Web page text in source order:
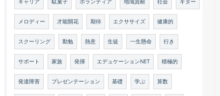
キャリア 駄菓子 ボランティア 地域貢献 社会 ギター
メロディー 才能開花 期待 エクササイズ 健康的
スクーリング 勤勉 熱意 生徒 一生懸命 行き
サポート 家族 発揮 エデュケーションNET 積極的
発達障害 プレゼンテーション 基礎 学ぶ 算数